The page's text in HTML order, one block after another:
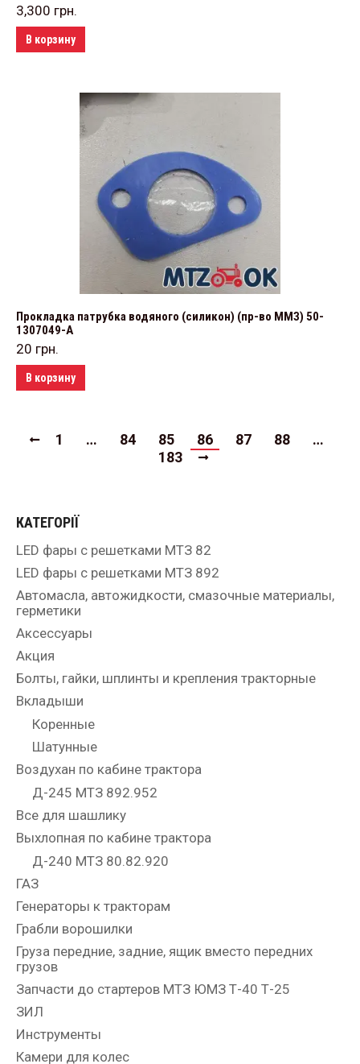
3,300 грн.
В корзину
Прокладка патрубка водяного (силикон) (пр-во ММЗ) 50-
1307049-А
20 грн.
В корзину
1 … 84 85 86 87 88
…
183
КАТЕГОРІЇ
LED фары с решетками МТЗ 82
LED фары с решетками МТЗ 892
Автомасла, автожидкости, смазочные материалы,
герметики
Аксессуары
Акция
Болты, гайки, шплинты и крепления тракторные
Вкладыши
Коренные
Шатунные
Воздухан по кабине трактора
Д-245 МТЗ 892.952
Все для шашлику
Выхлопная по кабине трактора
Д-240 МТЗ 80.82.920
ГАЗ
Генераторы к тракторам
Грабли ворошилки
Груза передние, задние, ящик вместо передних
грузов
Запчасти до стартеров МТЗ ЮМЗ Т-40 Т-25
ЗИЛ
Инструменты
Камери для колес